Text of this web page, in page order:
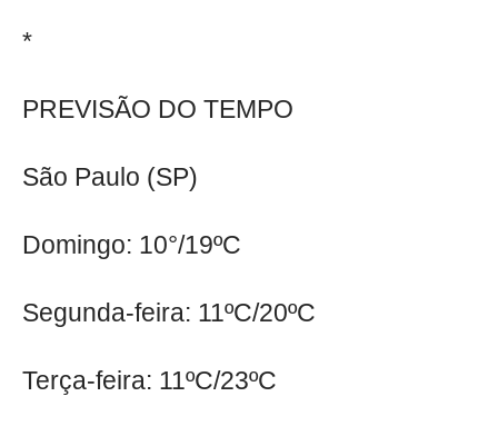
*
PREVISÃO DO TEMPO
São Paulo (SP)
Domingo: 10°/19ºC
Segunda-feira: 11ºC/20ºC
Terça-feira: 11ºC/23ºC